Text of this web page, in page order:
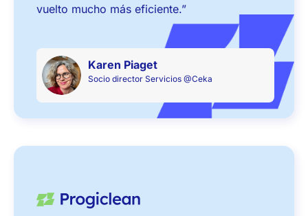
vuelto mucho más eficiente.”
Karen Piaget
Socio director Servicios @Ceka